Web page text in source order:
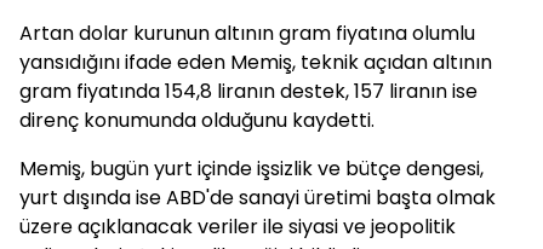
Artan dolar kurunun altının gram fiyatına olumlu
yansıdığını ifade eden Memiş, teknik açıdan altının
gram fiyatında 154,8 liranın destek, 157 liranın ise
direnç konumunda olduğunu kaydetti.
Memiş, bugün yurt içinde işsizlik ve bütçe dengesi,
yurt dışında ise ABD'de sanayi üretimi başta olmak
üzere açıklanacak veriler ile siyasi ve jeopolitik